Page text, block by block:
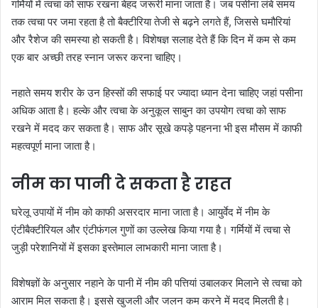
गर्मियों में त्वचा को साफ रखना बेहद जरूरी माना जाता है। जब पसीना लंबे समय
तक त्वचा पर जमा रहता है तो बैक्टीरिया तेजी से बढ़ने लगते हैं, जिससे घमौरियां
और रैशेज की समस्या हो सकती है। विशेषज्ञ सलाह देते हैं कि दिन में कम से कम
एक बार अच्छी तरह स्नान जरूर करना चाहिए।
नहाते समय शरीर के उन हिस्सों की सफाई पर ज्यादा ध्यान देना चाहिए जहां पसीना
अधिक आता है। हल्के और त्वचा के अनुकूल साबुन का उपयोग त्वचा को साफ
रखने में मदद कर सकता है। साफ और सूखे कपड़े पहनना भी इस मौसम में काफी
महत्वपूर्ण माना जाता है।
नीम का पानी दे सकता है राहत
घरेलू उपायों में नीम को काफी असरदार माना जाता है। आयुर्वेद में नीम के
एंटीबैक्टीरियल और एंटीफंगल गुणों का उल्लेख किया गया है। गर्मियों में त्वचा से
जुड़ी परेशानियों में इसका इस्तेमाल लाभकारी माना जाता है।
विशेषज्ञों के अनुसार नहाने के पानी में नीम की पत्तियां उबालकर मिलाने से त्वचा को
आराम मिल सकता है। इससे खुजली और जलन कम करने में मदद मिलती है।